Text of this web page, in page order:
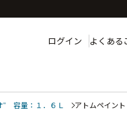
ログイン よくある
” 容量：１．６Ｌ アトムペイン